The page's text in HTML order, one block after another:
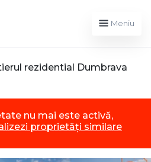
Meniu
rezidential Dumbrava
nu mai este activă,
proprietăți similare